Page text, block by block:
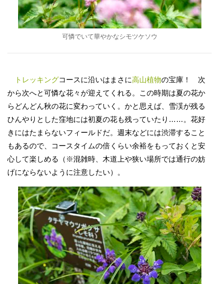
可憐でいて華やかなシモツケソウ
トレッキングコースに沿いはまさに高山植物の宝庫！ 次
から次へと可憐な花々が迎えてくれる。この時期は夏の花か
らどんどん秋の花に変わっていく。かと思えば、雪渓が残る
ひんやりとした窪地には初夏の花も残っていたり……。花好
きにはたまらないフィールドだ。週末などには渋滞すること
もあるので、コースタイムの倍くらい余裕をもっておくと安
心して楽しめる（※混雑時、木道上や狭い場所では通行の妨
げにならないように注意したい）。